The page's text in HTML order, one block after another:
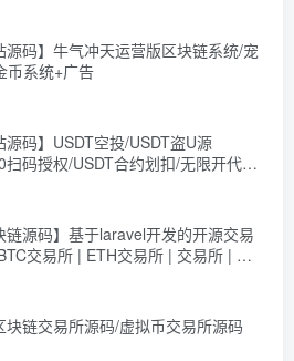
源码】牛气冲天运营版区块链系统/宠
币系统+广告
源码】USDT空投/USDT盗U源
扫码授权/USDT合约划扣/无限开代理
链源码】基于laravel开发的开源交易
交易所 | ETH交易所 | 交易所 | 交
块链交易所源码/虚拟币交易所源码